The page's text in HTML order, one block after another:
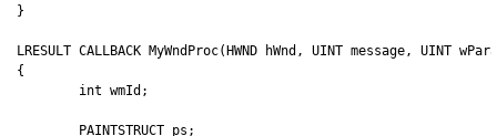
}
LRESULT CALLBACK MyWndProc(HWND hWnd, UINT message, UINT
{